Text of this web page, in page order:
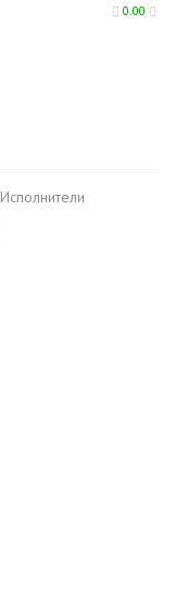
0.00
Исполнители